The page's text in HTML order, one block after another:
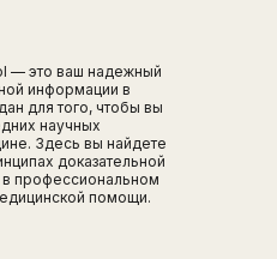
— это ваш надежный
информации в
для того, чтобы вы
научных
Здесь вы найдете
доказательной
профессиональном
помощи.